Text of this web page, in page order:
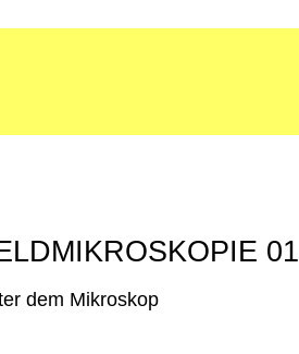
01
dem Mikroskop